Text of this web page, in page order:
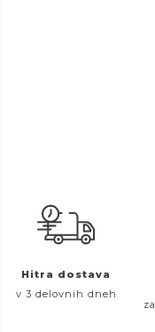
Hitra dostava
v 3 delovnih dneh